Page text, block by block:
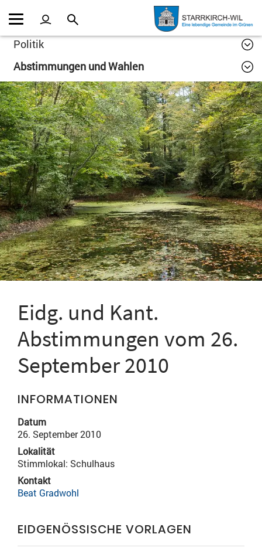
Kopfzeile
Inhalt
Politik
Abstimmungen und Wahlen
Eidg. und Kant.
Abstimmungen vom 26.
September 2010
INFORMATIONEN
Datum
26. September 2010
Lokalität
Stimmlokal: Schulhaus
Kontakt
Beat Gradwohl
EIDGENÖSSISCHE VORLAGEN